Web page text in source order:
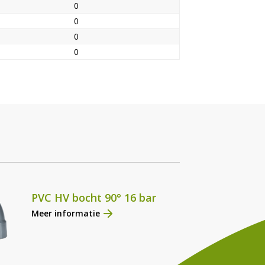
0
0
0
0
PVC HV bocht 90° 16 bar
Meer informatie